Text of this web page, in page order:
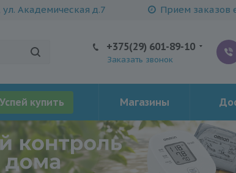
ул. Академическая д.7 Прием заказов
+375(29) 601-89-10
Заказать звонок
Успей купить Магазины